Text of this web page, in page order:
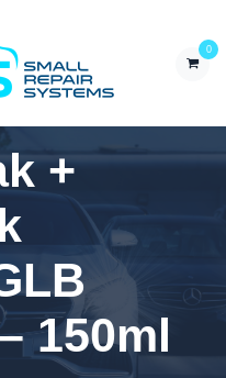
0
+
150ml